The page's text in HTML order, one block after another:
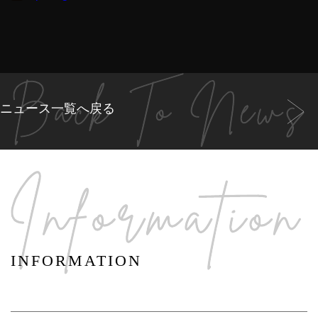
ニュース一覧へ戻る
INFORMATION